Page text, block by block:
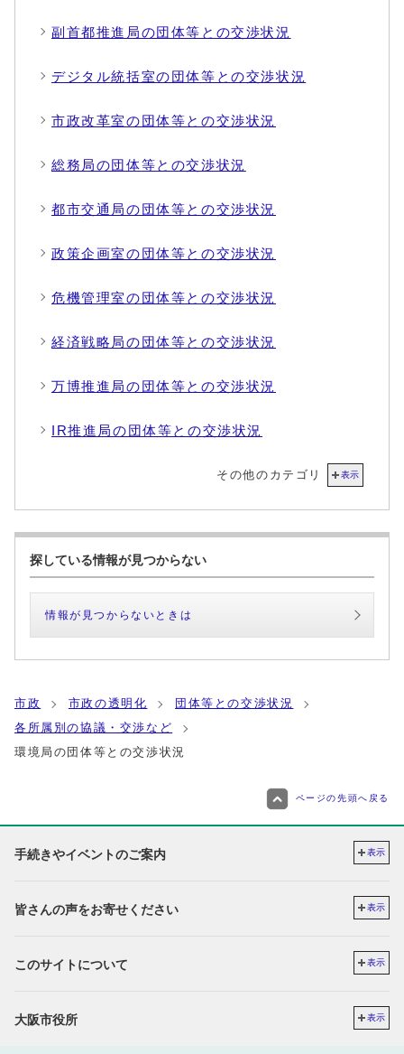
副首都推進局の団体等との交渉状況
デジタル統括室の団体等との交渉状況
市政改革室の団体等との交渉状況
総務局の団体等との交渉状況
都市交通局の団体等との交渉状況
政策企画室の団体等との交渉状況
危機管理室の団体等との交渉状況
経済戦略局の団体等との交渉状況
万博推進局の団体等との交渉状況
IR推進局の団体等との交渉状況
その他のカテゴリ 表示
探している情報が見つからない
情報が見つからないときは
市政 市政の透明化
団体等との交渉状況
各所属別の協議・交渉など
環境局の団体等との交渉状況
ページの先頭へ戻る
手続きやイベントのご案内 表示
皆さんの声をお寄せください 表示
このサイトについて 表示
大阪市役所 表示